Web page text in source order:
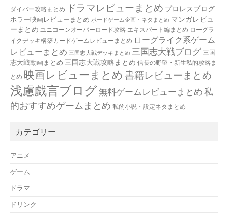
ダイバー攻略まとめ ドラマレビューまとめ プロレスブログ
ホラー映画レビューまとめ ボードゲーム企画・ネタまとめ マンガレビュ
ーまとめ ユニコーンオーバーロード攻略 エキスパート編まとめ ローグラ
イクデッキ構築カードゲームレビューまとめ ローグライク系ゲーム
レビューまとめ 三国志大戦デッキまとめ 三国志大戦ブログ 三国
志大戦動画まとめ 三国志大戦攻略まとめ 信長の野望・新生私的攻略ま
とめ 映画レビューまとめ 書籍レビューまとめ
浅慮戯言ブログ無料ゲームレビューまとめ 私
的おすすめゲームまとめ 私的小説・設定ネタまとめ
カテゴリー
アニメ
ゲーム
ドラマ
ドリンク